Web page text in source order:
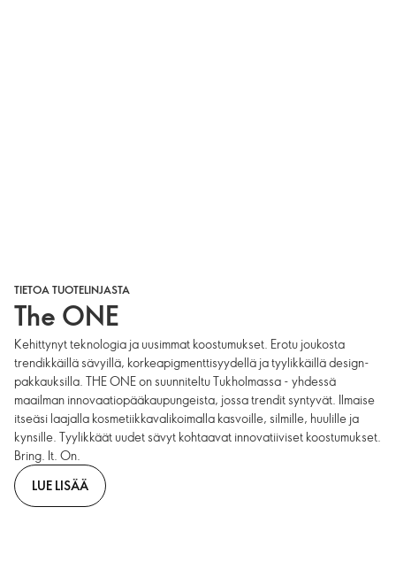
TIETOA TUOTELINJASTA
The ONE
Kehittynyt teknologia ja uusimmat koostumukset. Erotu joukosta
trendikkäillä sävyillä, korkeapigmenttisyydellä ja tyylikkäillä design-
pakkauksilla. THE ONE on suunniteltu Tukholmassa - yhdessä
maailman innovaatiopääkaupungeista, jossa trendit syntyvät. Ilmaise
itseäsi laajalla kosmetiikkavalikoimalla kasvoille, silmille, huulille ja
kynsille. Tyylikkäät uudet sävyt kohtaavat innovatiiviset koostumukset.
Bring. It. On.
LUE LISÄÄ